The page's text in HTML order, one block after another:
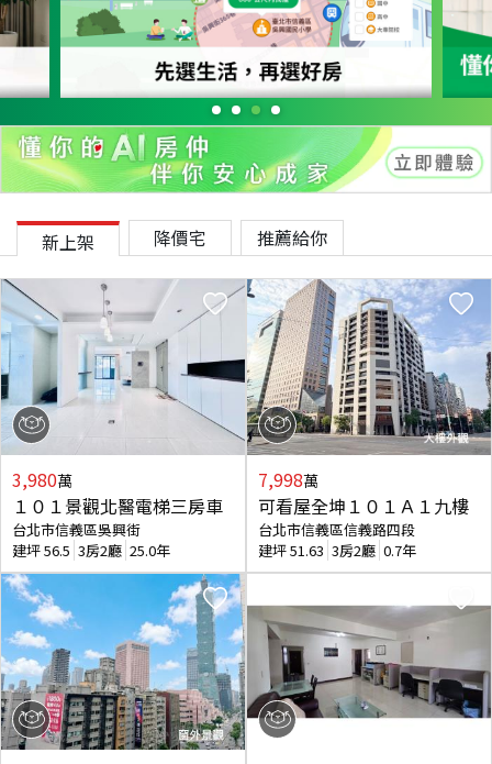
新上架 降價宅 推薦給你
3,980萬
１０１景觀北醫電梯三房車
台北市信義區吳興街
建坪56.5 3房2廳 25.0年
7,998萬
可看屋全坤１０１Ａ１九樓
台北市信義區信義路四段
建坪51.63 3房2廳 0.7年